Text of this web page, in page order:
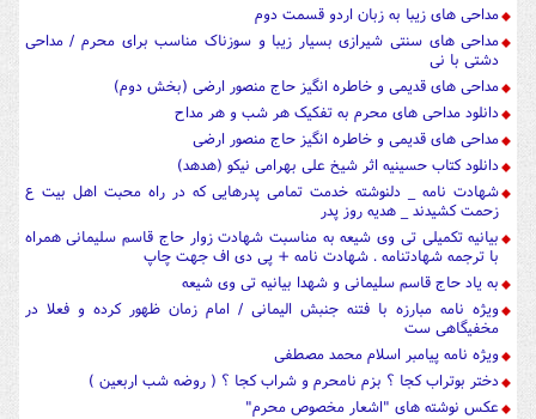
مداحی های زیبا به زبان اردو قسمت دوم
مداحی های سنتی شیرازی بسیار زیبا و سوزناک مناسب برای محرم / مداحی
دشتی با نی
مداحی های قدیمی و خاطره انگیز حاج منصور ارضی (بخش دوم)
دانلود مداحی های محرم به تفکیک هر شب و هر مداح
مداحی های قدیمی و خاطره انگیز حاج منصور ارضی
دانلود کتاب حسینیه اثر شیخ علی بهرامی نیکو (هدهد)
شهادت نامه _ دلنوشته خدمت تمامی پدرهایی که در راه محبت اهل بیت ع
زحمت کشیدند _ هدیه روز پدر
بیانیه تکمیلی تی وی شیعه به مناسبت شهادت زوار حاج قاسم سلیمانی همراه
با ترجمه شهادتنامه . شهادت نامه + پی دی اف جهت چاپ
به یاد حاج قاسم سلیمانی و شهدا بیانیه تی وی شیعه
ویژه نامه مبارزه با فتنه جنبش الیمانی / امام زمان ظهور کرده و فعلا در
مخفیگاهی ست
ویژه نامه پیامبر اسلام محمد مصطفی
دختر بوتراب کجا ؟ بزم نامحرم و شراب کجا ؟ ( روضه شب اربعین )
عکس نوشته های "اشعار مخصوص محرم"